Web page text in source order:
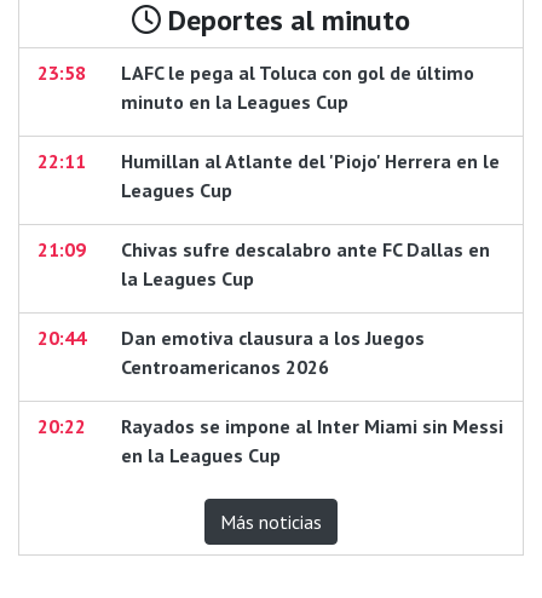
Deportes al minuto
23:58
LAFC le pega al Toluca con gol de último
minuto en la Leagues Cup
22:11
Humillan al Atlante del 'Piojo' Herrera en le
Leagues Cup
21:09
Chivas sufre descalabro ante FC Dallas en
la Leagues Cup
20:44
Dan emotiva clausura a los Juegos
Centroamericanos 2026
20:22
Rayados se impone al Inter Miami sin Messi
en la Leagues Cup
Más noticias